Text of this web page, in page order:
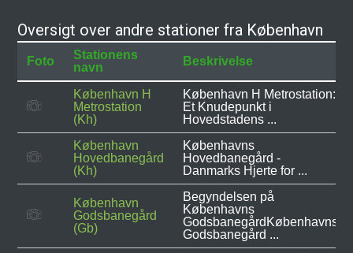
Oversigt over andre stationer fra København
Foto
Stationens
navn
Beskrivelse
København H
Metrostation
(Kh)
København H Metrostation:
Et Knudepunkt i
Hovedstadens ...
København
Hovedbanegård
(Kh)
Københavns
Hovedbanegård -
Danmarks Hjerte for ...
København
Godsbanegård
(Gb)
Begyndelsen på
Københavns
GodsbanegårdKøbenhavns
Godsbanegård ...